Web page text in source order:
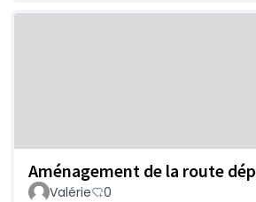
Aménagement de la route
Valérie 0